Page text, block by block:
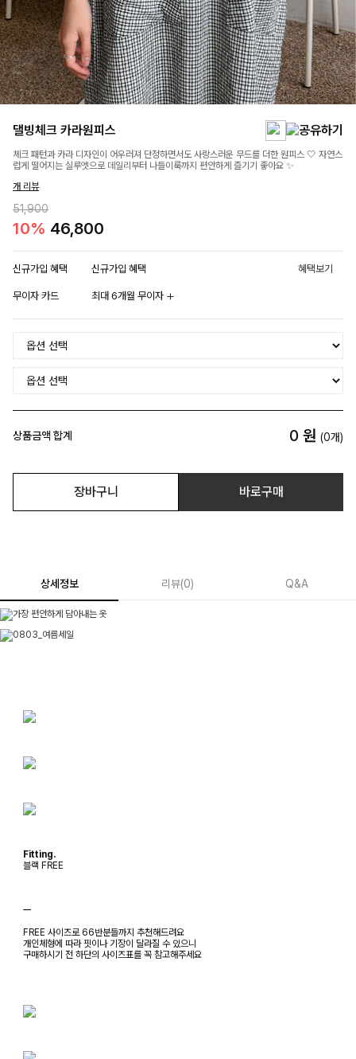
댈빙체크 카라원피스
체크 패턴과 카라 디자인이 어우러져 단정하면서도 사랑스러운 무드를 더한 원피스 🤍 자연스
럽게 떨어지는 실루엣으로 데일리부터 나들이룩까지 편안하게 즐기기 좋아요 ✨
개 리뷰
51,900
10% 46,800
신규가입 혜택 신규가입 혜택 혜택보기
무이자 카드 최대 6개월 무이자
상품금액 합계 0 원 (0개)
장바구니 바로구매
상세정보 리뷰(0) Q&A
Fitting.
블랙 FREE
ㅡ
FREE 사이즈로 66반분들까지 추천해드려요
개인체형에 따라 핏이나 기장이 달라질 수 있으니
구매하시기 전 하단의 사이즈표를 꼭 참고해주세요